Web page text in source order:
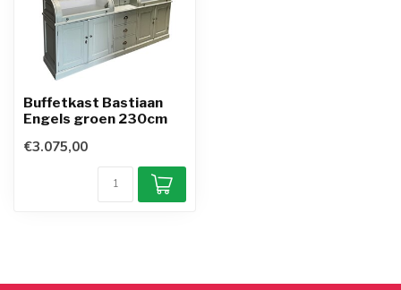
Buffetkast Bastiaan
Engels groen 230cm
€3.075,00